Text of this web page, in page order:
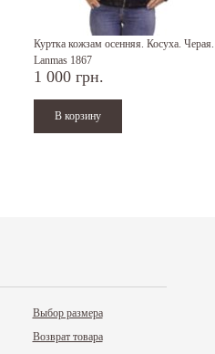
Куртка кожзам осенняя. Косуха. Черая.
Lanmas 1867
1 000 грн.
Выбор размера
Возврат товара